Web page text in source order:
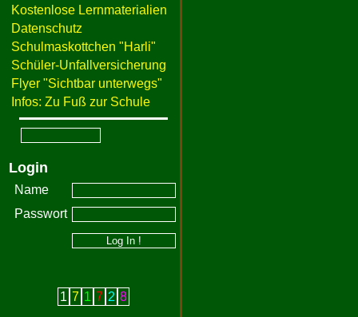
Kostenlose Lernmaterialien
Datenschutz
Schulmaskottchen "Harli"
Schüler-Unfallversicherung
Flyer "Sichtbar unterwegs"
Infos: Zu Fuß zur Schule
Login
Name
Passwort
1 7 1 7 2 8